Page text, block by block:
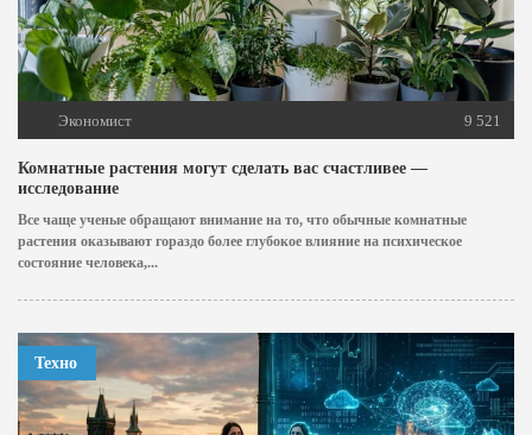
Экономист 9 521
Комнатные растения могут сделать вас счастливее —
исследование
Все чаще ученые обращают внимание на то, что обычные комнатные
растения оказывают гораздо более глубокое влияние на психическое
состояние человека,...
Техно